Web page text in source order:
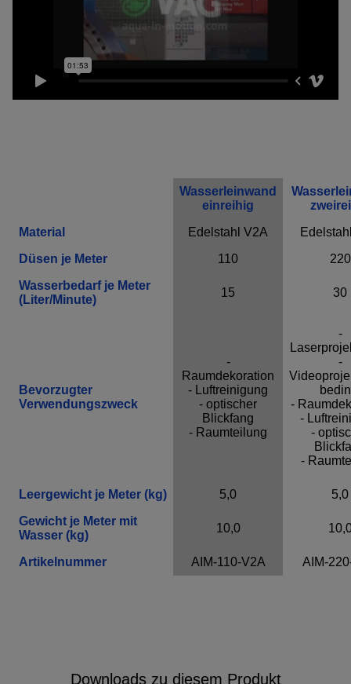
Wasserleinwand
einreihig
Material
Edelstahl V2A
Düsen je Meter
110
220
Wasserbedarf je Meter
(Liter/Minute)
15 30
Bevorzugter
Verwendungszweck
-
Raumdekoration
- Luftreinigung
- optischer
Blickfang
- Raumteilung
-
-
-
-
-
-
Leergewicht je Meter (kg) 5,0
5,0
Gewicht je Meter mit
Wasser (kg)
10,0
Artikelnummer AIM-110-V2A AIM-
Downloads zu diesem Produkt